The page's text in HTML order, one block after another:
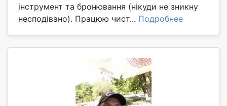
інструмент та бронювання (нікуди не зникну
несподівано). Працюю чист... Подробнее